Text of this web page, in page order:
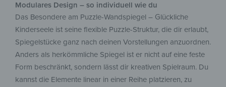
Modulares Design – so individuell wie du
Das Besondere am Puzzle-Wandspiegel – Glückliche
Kinderseele ist seine flexible Puzzle-Struktur, die dir erlaubt,
Spiegelstücke ganz nach deinen Vorstellungen anzuordnen.
Anders als herkömmliche Spiegel ist er nicht auf eine feste
Form beschränkt, sondern lässt dir kreativen Spielraum. Du
kannst die Elemente linear in einer Reihe platzieren, zu